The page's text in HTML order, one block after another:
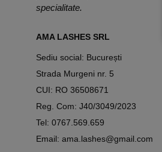
specialitate.
AMA LASHES SRL
Sediu social: București
Strada Murgeni nr. 5
CUI: RO 36508671
Reg. Com: J40/3049/2023
Tel: 0767.569.659
Email: ama.lashes@gmail.com